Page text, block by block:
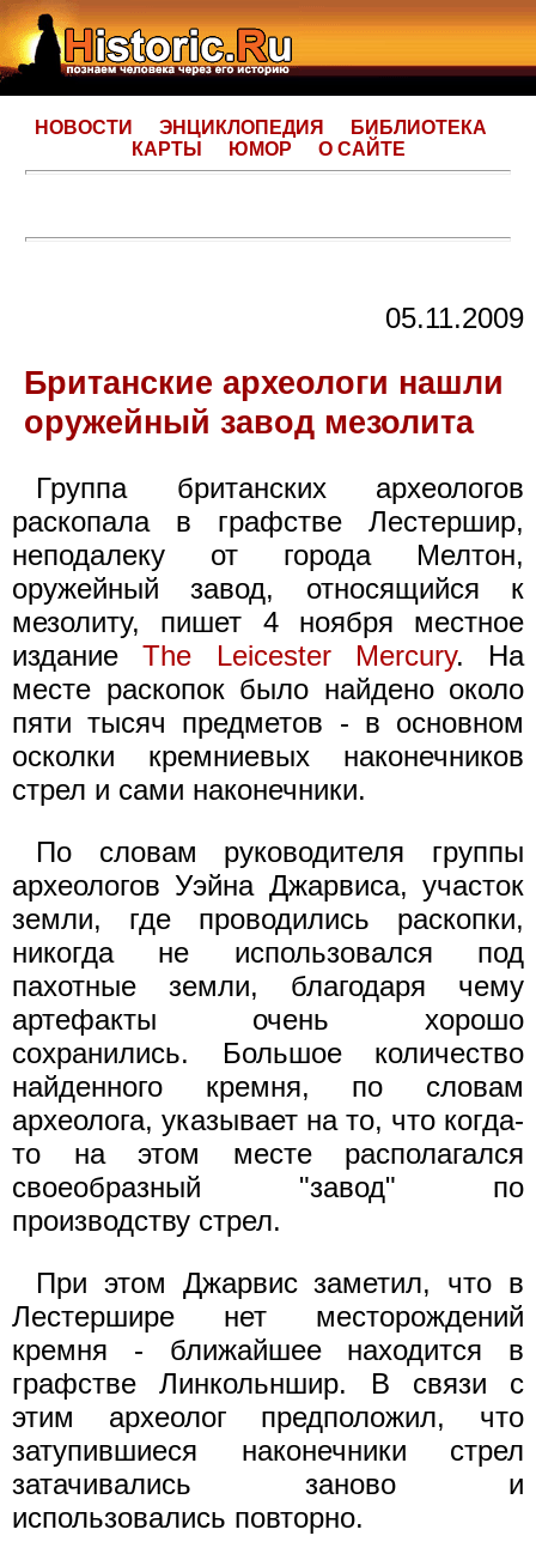
НОВОСТИ ЭНЦИКЛОПЕДИЯ
БИБЛИОТЕКА
КАРТЫ
ЮМОР О САЙТЕ
05.11.2009
Британские археологи нашли
оружейный завод мезолита
Группа британских археологов
раскопала в графстве Лестершир,
неподалеку от города Мелтон,
оружейный завод, относящийся к
мезолиту, пишет 4 ноября местное
изданиеThe Leicester Mercury. На
месте раскопок было найдено около
пяти тысяч предметов - в основном
осколки кремниевых наконечников
стрел и сами наконечники.
По словам руководителя группы
археологов Уэйна Джарвиса, участок
земли, где проводились раскопки,
никогда не использовался под
пахотные земли, благодаря чему
артефакты очень хорошо
сохранились. Большое количество
найденного кремня, по словам
археолога, указывает на то, что когда-
то на этом месте располагался
своеобразный "завод" по
производству стрел.
При этом Джарвис заметил, что в
Лестершире нет месторождений
кремня - ближайшее находится в
графстве Линкольншир. В связи с
этим археолог предположил, что
затупившиеся наконечники стрел
затачивались заново и
использовались повторно.